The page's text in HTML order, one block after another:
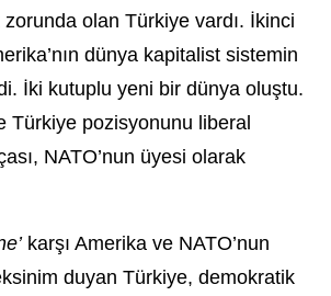
zorunda olan Türkiye vardı. İkinci
dünya kapitalist sistemin
İki kutuplu yeni bir dünya oluştu.
Türkiye pozisyonunu liberal
NATO’nun üyesi olarak
karşı Amerika ve NATO’nun
duyan Türkiye, demokratik